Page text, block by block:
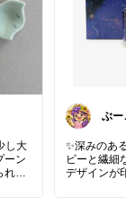
し大
ーン
ま
ぶー
✨深みのあ
ビーと繊細
デザインが